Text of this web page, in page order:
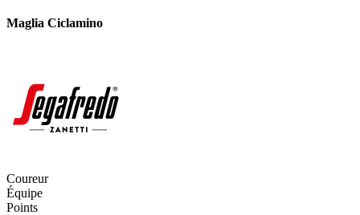
Maglia Ciclamino
Coureur
Équipe
Points